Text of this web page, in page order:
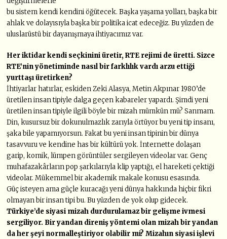
bu sistem kendi kendini öğütecek. Başka yaşama yolları, başka bir
ahlak ve dolayısıyla başka bir politika icat edeceğiz. Bu yüzden de
uluslarüstü bir dayanışmaya ihtiyacımız var.
Her iktidar kendi seçkinini üretir, RTE rejimi de üretti. Sizce
RTE’nin yönetiminde nasıl bir farklılık vardı arzu ettiği
yurttaşı üretirken?
İhtiyarlar hatırlar, eskiden Zeki Alasya, Metin Akpınar 1980’de
üretilen insan tipiyle dalga geçen kabareler yapardı. Şimdi yeni
üretilen insan tipiyle ilgili böyle bir mizah mümkün mü? Sanmam.
Din, kusursuz bir dokunulmazlık zarıyla örtüyor bu yeni tip insanı,
şaka bile yapamıyorsun. Fakat bu yeni insan tipinin bir dünya
tasavvuru ve kendine has bir kültürü yok. İnternette dolaşan
garip, komik, lümpen görüntüler sergileyen videolar var. Genç
muhafazakârların pop şarkılarıyla klip yaptığı, el hareketi çektiği
videolar. Mükemmel bir akademik makale konusu esasında.
Güç isteyen ama güçle kuracağı yeni dünya hakkında hiçbir fikri
olmayan bir insan tipi bu. Bu yüzden de yok olup gidecek.
Türkiye’de siyasi mizah durdurulamaz bir gelişme ivmesi
sergiliyor. Bir yandan direniş yöntemi olan mizah bir yandan
da her şeyi normalleştiriyor olabilir mi? Mizahın siyasi işlevi